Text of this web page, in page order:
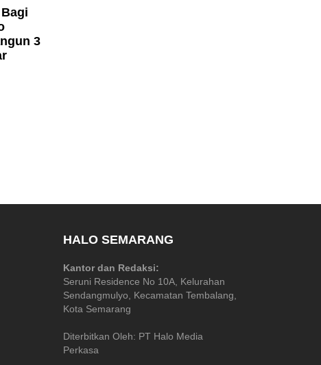
3
HALO SEMARANG
Kantor dan Redaksi:
Seruni Residence No 10A, Kelurahan
Sendangmulyo, Kecamatan Tembalang,
Kota Semarang
Diterbitkan Oleh: PT Halo Media
Perkasa